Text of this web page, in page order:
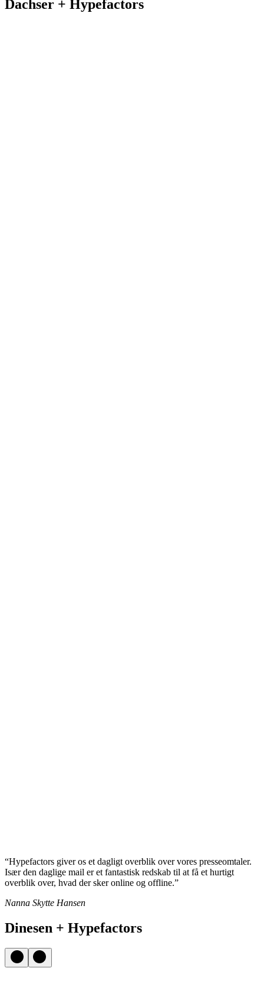
Dachser + Hypefactors
“Hypefactors giver os et dagligt overblik over vores presseomtaler.
Især den daglige mail er et fantastisk redskab til at få et hurtigt
overblik over, hvad der sker online og offline.”
Nanna Skytte Hansen
Dinesen + Hypefactors